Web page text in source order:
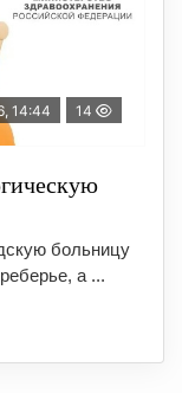
14:44 14
больницу
а ...